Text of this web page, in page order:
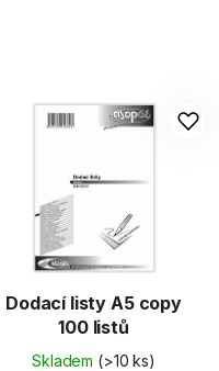
Dodací listy A5 copy
100 listů
Skladem (>10 ks)